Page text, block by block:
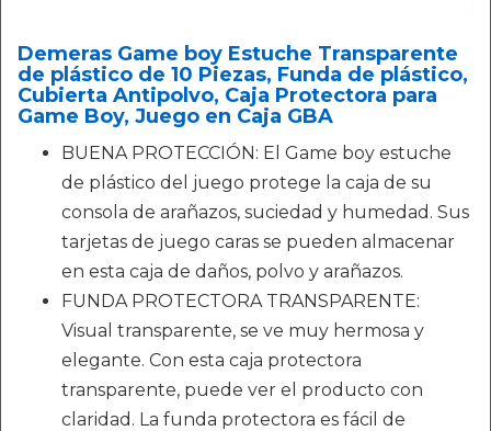
Demeras Game boy Estuche Transparente
de plástico de 10 Piezas, Funda de plástico,
Cubierta Antipolvo, Caja Protectora para
Game Boy, Juego en Caja GBA
BUENA PROTECCIÓN: El Game boy estuche
de plástico del juego protege la caja de su
consola de arañazos, suciedad y humedad. Sus
tarjetas de juego caras se pueden almacenar
en esta caja de daños, polvo y arañazos.
FUNDA PROTECTORA TRANSPARENTE:
Visual transparente, se ve muy hermosa y
elegante. Con esta caja protectora
transparente, puede ver el producto con
claridad. La funda protectora es fácil de